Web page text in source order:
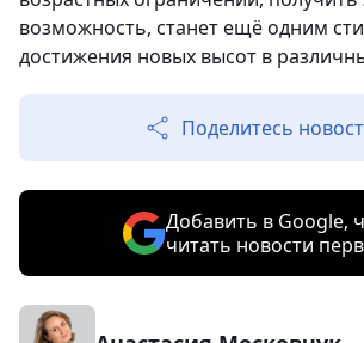
возможность, станет ещё одним
достижения новых высот в
Поделитесь
Добавить в Google,
читать новости